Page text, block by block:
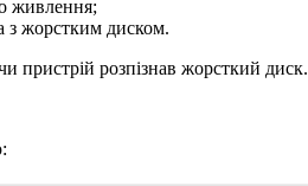
живлення;
з жорстким диском.
пристрій розпізнав жорсткий диск.